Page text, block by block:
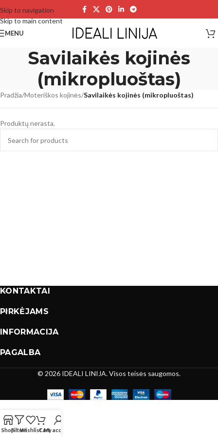
Skip to navigation
Skip to main content
MENU
Savilaikės kojinės
(mikropluoštas)
Pradžia/Moteriškos kojinės/Savilaikės kojinės (mikropluoštas)
Produktų nerasta.
KONTAKTAI
PIRKĖJAMS
INFORMACIJA
PAGALBA
© 2026 IDEALI LINIJA. Visos teisės saugomos.
ShopFiltersWishlistCartMy account